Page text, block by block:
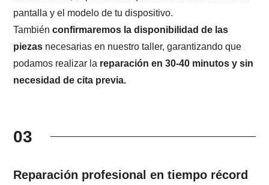
pantalla y el modelo de tu dispositivo.
Tambiénconfirmaremos la disponibilidad de las
piezas necesarias en nuestro taller, garantizando que
podamos realizar la reparación en 30-40 minutos y sin
necesidad de cita previa.
03
Reparación profesional en tiempo récord